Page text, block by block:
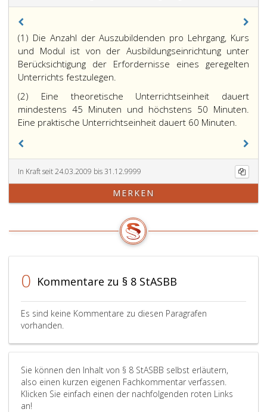
(1) Die Anzahl der Auszubildenden pro Lehrgang, Kurs
und Modul ist von der Ausbildungseinrichtung unter
Berücksichtigung der Erfordernisse eines geregelten
Unterrichts festzulegen.
(2) Eine theoretische Unterrichtseinheit dauert
mindestens 45 Minuten und höchstens 50 Minuten.
Eine praktische Unterrichtseinheit dauert 60 Minuten.
In Kraft seit 24.03.2009 bis 31.12.9999
MERKEN
0 Kommentare zu § 8 StASBB
Es sind keine Kommentare zu diesen Paragrafen
vorhanden.
Sie können den Inhalt von § 8 StASBB selbst erläutern,
also einen kurzen eigenen Fachkommentar verfassen.
Klicken Sie einfach einen der nachfolgenden roten Links
an!